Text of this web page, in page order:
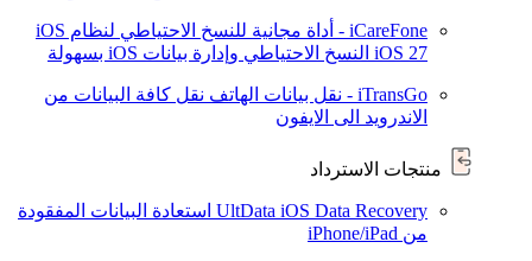
iCareFone - أداة مجانية للنسخ الاحتياطي لنظام iOS
iOS 27 النسخ الاحتياطي وإدارة بيانات iOS بسهولة
iTransGo - نقل بيانات الهاتف
نقل كافة البيانات من
الاندرويد الى الايفون
منتجات الاسترداد
UltData iOS Data Recovery استعادة البيانات المفقودة
من iPhone/iPad